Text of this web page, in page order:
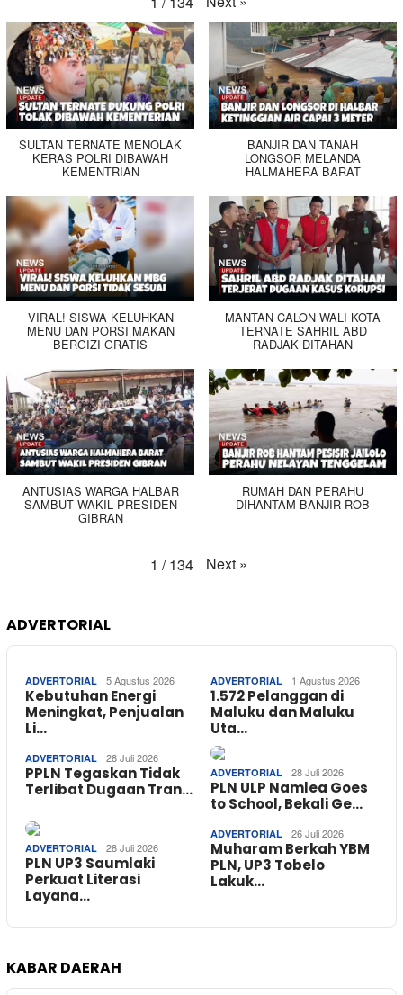
SULTAN TERNATE MENOLAK
KERAS POLRI DIBAWAH
KEMENTRIAN
BANJIR DAN TANAH
LONGSOR MELANDA
HALMAHERA BARAT
VIRAL! SISWA KELUHKAN
MENU DAN PORSI MAKAN
BERGIZI GRATIS
MANTAN CALON WALI KOTA
TERNATE SAHRIL ABD
RADJAK DITAHAN
ANTUSIAS WARGA HALBAR
SAMBUT WAKIL PRESIDEN
GIBRAN
RUMAH DAN PERAHU
DIHANTAM BANJIR ROB
1 / 134 Next »
ADVERTORIAL
ADVERTORIAL 5 Agustus 2026
Kebutuhan Energi
Meningkat, Penjualan
Li…
ADVERTORIAL 1 Agustus 2026
1.572 Pelanggan di
Maluku dan Maluku
Uta…
ADVERTORIAL 28 Juli 2026
PPLN Tegaskan Tidak
Terlibat Dugaan Tran…
ADVERTORIAL 28 Juli 2026
PLN ULP Namlea Goes
to School, Bekali Ge…
ADVERTORIAL 28 Juli 2026
PLN UP3 Saumlaki
Perkuat Literasi
Layana…
ADVERTORIAL 26 Juli 2026
Muharam Berkah YBM
PLN, UP3 Tobelo
Lakuk…
KABAR DAERAH